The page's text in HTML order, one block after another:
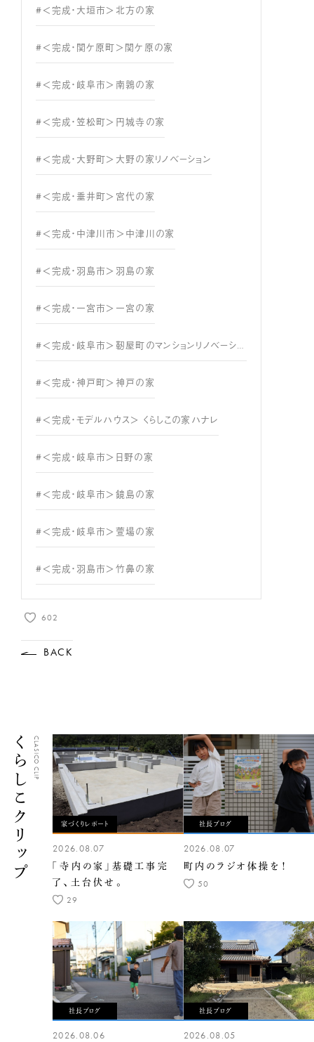
#＜完成・大垣市＞北方の家
#＜完成・関ケ原町＞関ケ原の家
#＜完成・岐阜市＞南鶉の家
#＜完成・笠松町＞円城寺の家
#＜完成・大野町＞大野の家リノベーション
#＜完成・垂井町＞宮代の家
#＜完成・中津川市＞中津川の家
#＜完成・羽島市＞羽島の家
#＜完成・一宮市＞一宮の家
#＜完成・岐阜市＞靭屋町のマンションリノベーション
#＜完成・神戸町＞神戸の家
#＜完成・モデルハウス＞ くらしこの家ハナレ
#＜完成・岐阜市＞日野の家
#＜完成・岐阜市＞鏡島の家
#＜完成・岐阜市＞萱場の家
#＜完成・羽島市＞竹鼻の家
602
BACK
くらしこクリップCLASICO CLIP
家づくりレポート
2026.08.07
「寺内の家」基礎工事完
了、土台伏せ。
29
社長ブログ
2026.08.07
町内のラジオ体操を！
50
社長ブログ
2026.08.06
社長ブログ
2026.08.05